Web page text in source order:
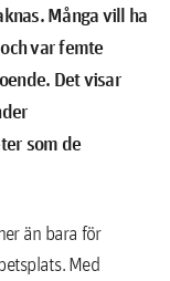
Många vill ha
var femte
Det visar
som de
än bara för
Med